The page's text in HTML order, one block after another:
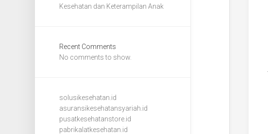
Kesehatan dan Keterampilan Anak
Recent Comments
No comments to show.
solusikesehatan.id
asuransikesehatansyariah.id
pusatkesehatanstore.id
pabrikalatkesehatan.id